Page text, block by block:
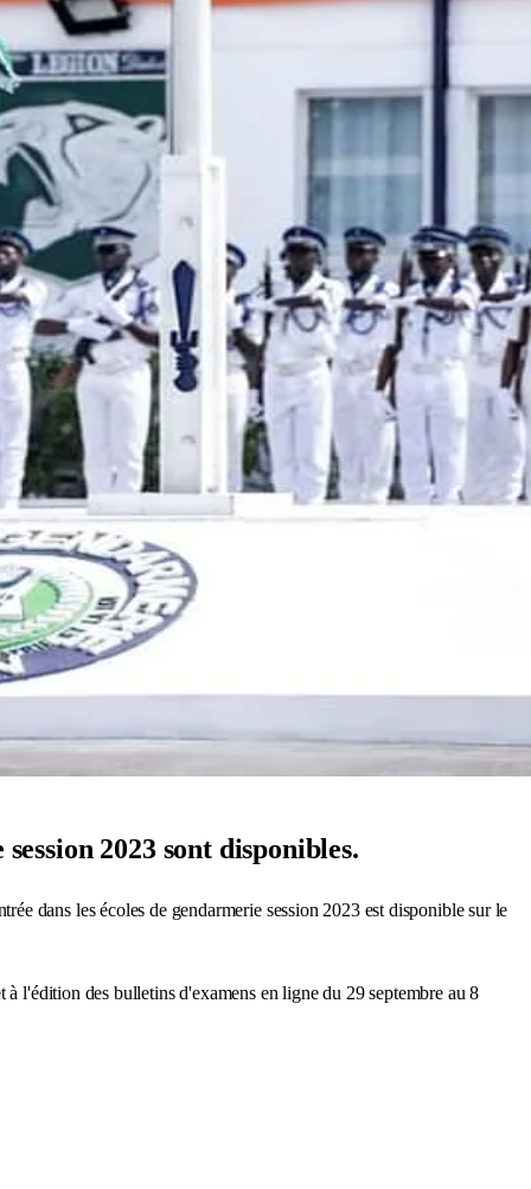
2023 sont disponibles.
dans les écoles de gendarmerie session 2023 est disponible sur le
l'édition des bulletins d'examens en ligne du 29 septembre au 8